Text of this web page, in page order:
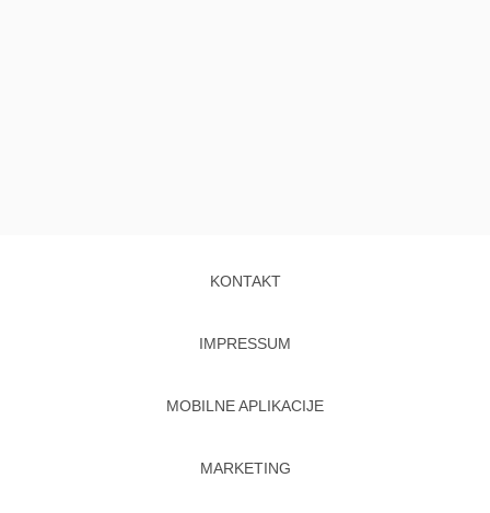
KONTAKT
IMPRESSUM
MOBILNE APLIKACIJE
MARKETING